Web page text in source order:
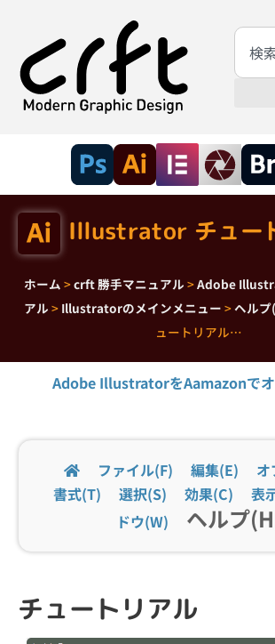
Illustrator チュー
ホーム >crft 勝手マニュアル >Adobe
アル > Illustratorのメインメニュー >ヘルプ
ュートリアル…
Adobe IllustratorをAamazonでオ
ファイル(F) 編集(E)
書式(T)
選択(S) 効果(C) 表
ドウ(W)
ヘルプ
チュートリアル